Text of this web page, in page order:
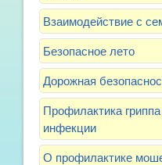
Взаимодействие с
Безопасное лето
Дорожная
Профилактика
инфекции
О профилактике